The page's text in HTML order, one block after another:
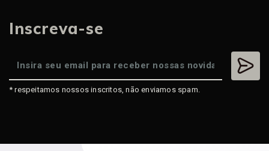
Inscreva-se
* respeitamos nossos inscritos, não enviamos spam.